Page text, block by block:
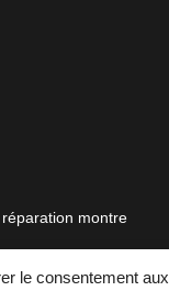
le consentement aux
montre